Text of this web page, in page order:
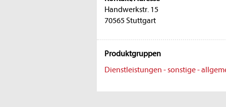
Handwerkstr. 15
70565 Stuttgart
Produktgruppen
Dienstleistungen - sonstige -